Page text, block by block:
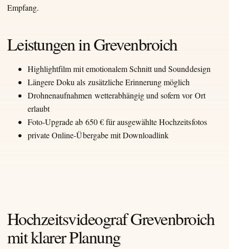
Empfang.
Leistungen in Grevenbroich
Highlightfilm mit emotionalem Schnitt und Sounddesign
Längere Doku als zusätzliche Erinnerung möglich
Drohnenaufnahmen wetterabhängig und sofern vor Ort
erlaubt
Foto-Upgrade ab 650 € für ausgewählte Hochzeitsfotos
private Online-Übergabe mit Downloadlink
Hochzeitsvideograf Grevenbroich
mit klarer Planung